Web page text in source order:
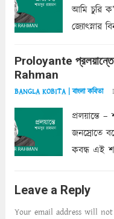
আমি চুরি
জ্যোৎস্নার
ছায়াচ্ছন্ন
Proloyante
Rahman
BANGLA KOBITA | বাংলা কবিতা
প্রলয়ান্তে
জনস্রোতে
কবন্ধ এই
আমার
আনে
Leave a Reply
Your email address will